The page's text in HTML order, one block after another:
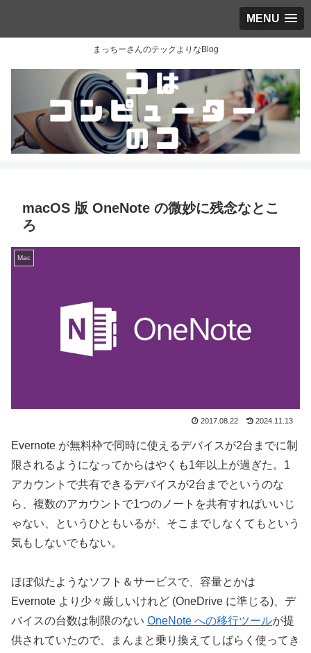
MENU
まっちーさんのテックよりなBlog
macOS 版 OneNote の微妙に残念なとこ
ろ
Mac
2017.08.22 2024.11.13
Evernote が無料枠で同時に使えるデバイスが2台までに制
限されるようになってからはやくも1年以上が過ぎた。1
アカウントで共有できるデバイスが2台までというのな
ら、複数のアカウントで1つのノートを共有すればいいじ
ゃない、というひともいるが、そこまでしなくてもという
気もしないでもない。
ほぼ似たようなソフト＆サービスで、容量とかは
Evernote より少々厳しいけれど (OneDrive に準じる)、デ
バイスの台数は制限のない OneNote への移行ツールが提
供されていたので、まんまと乗り換えてしばらく使ってき